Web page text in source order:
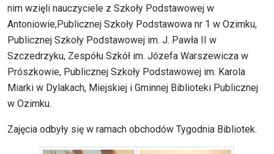
nim wzięli nauczyciele z Szkoły Podstawowej w
Antoniowie,Publicznej Szkoły Podstawowa nr 1 w Ozimku,
Publicznej Szkoły Podstawowej im. J. Pawła II w
Szczedrzyku, Zespółu Szkół im. Józefa Warszewicza w
Prószkowie, Publicznej Szkoły Podstawowej im. Karola
Miarki w Dylakach, Miejskiej i Gminnej Biblioteki Publicznej
w Ozimku.
Zajęcia odbyły się w ramach obchodów Tygodnia Bibliotek.